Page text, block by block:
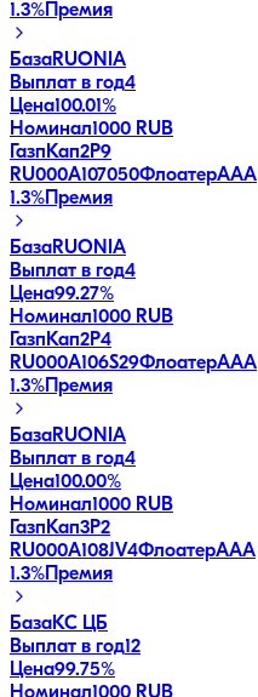
1.3% Премия
БазаRUONIA
Выплат в год4
Цена100.01%
Номинал1000 RUB
ГазпКап2P9
RU000A107050ФлоатерAAA
1.3% Премия
БазаRUONIA
Выплат в год4
Цена99.27%
Номинал1000 RUB
ГазпКап2P4
RU000A106S29ФлоатерAAA
1.3% Премия
БазаRUONIA
Выплат в год4
Цена100.00%
Номинал1000 RUB
ГазпКап3P2
RU000A108JV4ФлоатерAAA
1.3% Премия
БазаКС ЦБ
Выплат в год12
Цена99.75%